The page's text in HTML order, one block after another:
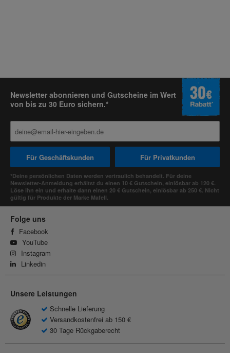
Newsletter abonnieren und Gutscheine im Wert
von bis zu 30 Euro sichern.*
Für Geschäftskunden Für Privatkunden
*Deine persönlichen Daten werden vertraulich behandelt. Für deine
Newsletter-Anmeldung erhältst du einen 10 € Gutschein, einlösbar ab 120 €.
Löse ihn ein und erhalte dann einen 20 € Gutschein, einlösbar ab 250 €. Nicht
gültig für Produkte der Marke Mafell.
Folge uns
Facebook
YouTube
Instagram
Linkedin
Unsere Leistungen
Schnelle Lieferung
Versandkostenfrei ab 150 €
30 Tage Rückgaberecht